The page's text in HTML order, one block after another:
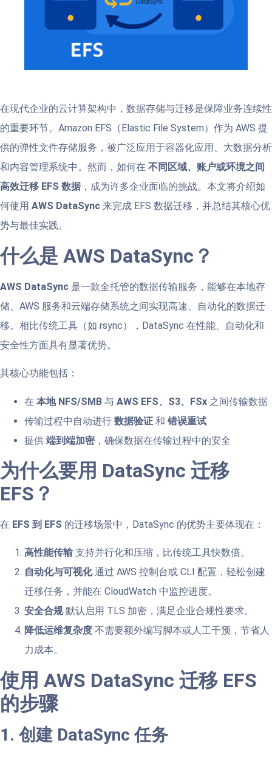
在现代企业的云计算架构中，数据存储与迁移是保障业务连续性
的重要环节。Amazon EFS（Elastic File System）作为 AWS 提
供的弹性文件存储服务，被广泛应用于容器化应用、大数据分析
和内容管理系统中。然而，如何在 不同区域、账户或环境之间
高效迁移 EFS 数据 ，成为许多企业面临的挑战。本文将介绍如
何使用 AWS DataSync 来完成 EFS 数据迁移，并总结其核心优
势与最佳实践。
什么是 AWS DataSync？
AWS DataSync 是一款全托管的数据传输服务，能够在本地存
储、AWS 服务和云端存储系统之间实现高速、自动化的数据迁
移。相比传统工具（如 rsync），DataSync 在性能、自动化和
安全性方面具有显著优势。
其核心功能包括：
在 本地 NFS/SMB 与 AWS EFS、S3、FSx 之间传输数据
传输过程中自动进行 数据验证 和 错误重试
提供 端到端加密，确保数据在传输过程中的安全
为什么要用 DataSync 迁移
EFS？
在 EFS 到 EFS 的迁移场景中，DataSync 的优势主要体现在：
高性能传输 支持并行化和压缩，比传统工具快数倍。
自动化与可视化通过 AWS 控制台或 CLI 配置，轻松创建
迁移任务，并能在 CloudWatch 中监控进度。
安全合规默认启用 TLS 加密，满足企业合规性要求。
降低运维复杂度 不需要额外编写脚本或人工干预，节省人
力成本。
使用 AWS DataSync 迁移 EFS
的步骤
1. 创建 DataSync 任务